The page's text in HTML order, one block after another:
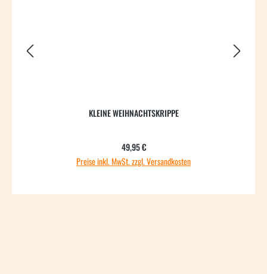
KLEINE WEIHNACHTSKRIPPE
Regulärer Preis:
49,95 €
Preise inkl. MwSt. zzgl. Versandkosten